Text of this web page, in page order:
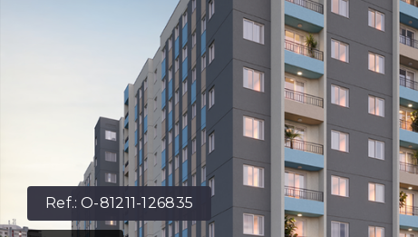
Ref.:O-81211-126835